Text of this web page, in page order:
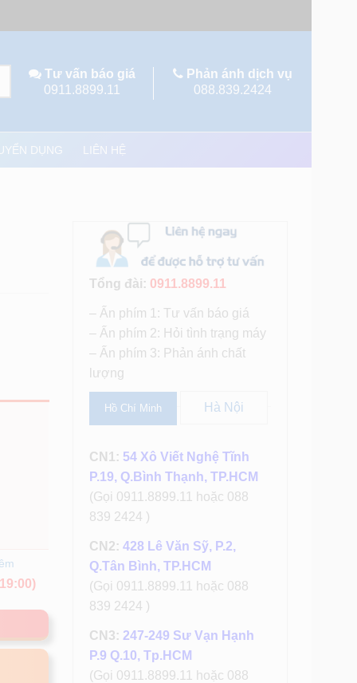
Tư vấn báo giá
0911.8899.11
Phản ánh dịch vụ
088.839.2424
DỤNG LIÊN HỆ
Tổng đài: 0911.8899.11
– Ấn phím 1: Tư vấn báo giá
– Ấn phím 2: Hỏi tình trạng máy
– Ấn phím 3: Phản ánh chất
lượng
Hồ Chí Minh Hà Nội
CN1: 54 Xô Viết Nghệ Tĩnh
P.19, Q.Bình Thạnh, TP.HCM
(Gọi 0911.8899.11 hoặc 088
839 2424 )
CN2: 428 Lê Văn Sỹ, P.2,
Q.Tân Bình, TP.HCM
(Gọi 0911.8899.11 hoặc 088
839 2424 )
CN3: 247-249 Sư Vạn Hạnh
P.9 Q.10, Tp.HCM
(Gọi 0911.8899.11 hoặc 088